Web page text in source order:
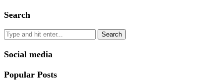
Search
Search
Social media
Popular Posts